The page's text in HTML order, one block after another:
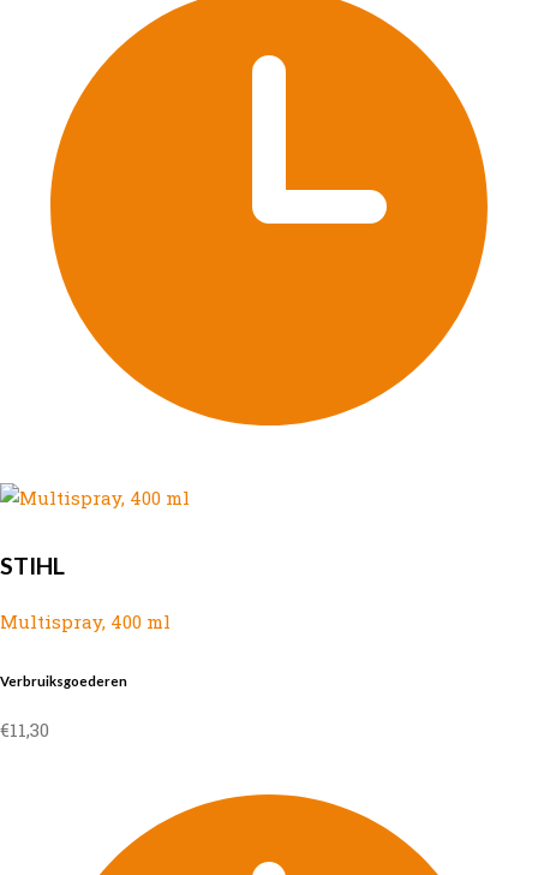
STIHL
Multispray, 400 ml
Verbruiksgoederen
€11,30